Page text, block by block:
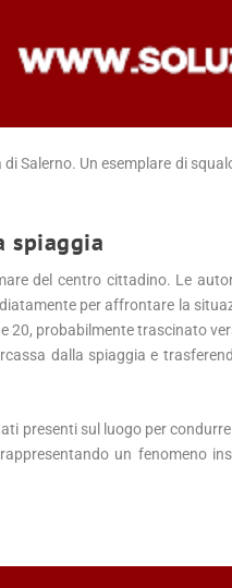
Salerno. Un esemplare di
spiaggia
del centro cittadino. Le
per affrontare la
probabilmente trascinato
dalla spiaggia e
presenti sul luogo per
un fenomeno